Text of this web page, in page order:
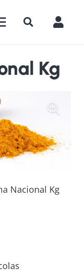
Kg
Nacional Kg